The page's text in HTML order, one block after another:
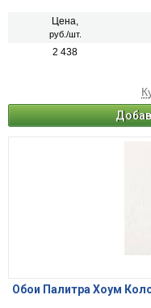
Цена,
руб./шт.
2 438
Обои Палитра Хоум